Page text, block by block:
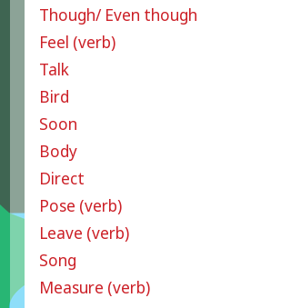
Though/ Even though
Feel (verb)
Talk
Bird
Soon
Body
Direct
Pose (verb)
Leave (verb)
Song
Measure (verb)